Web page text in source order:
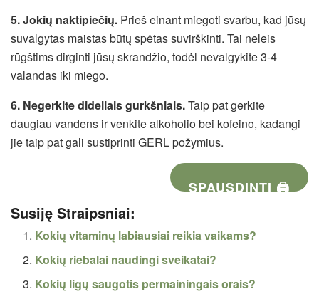
5. Jokių naktipiečių. Prieš einant miegoti svarbu, kad jūsų
suvalgytas maistas būtų spėtas suvirškinti. Tai neleis
rūgštims dirginti jūsų skrandžio, todėl nevalgykite 3-4
valandas iki miego.
6. Negerkite dideliais gurkšniais.Taip pat gerkite
daugiau vandens ir venkite alkoholio bei kofeino, kadangi
jie taip pat gali sustiprinti GERL požymius.
SPAUSDINTI 🖨
Susiję Straipsniai:
Kokių vitaminų labiausiai reikia vaikams?
Kokių riebalai naudingi sveikatai?
Kokių ligų saugotis permainingais orais?